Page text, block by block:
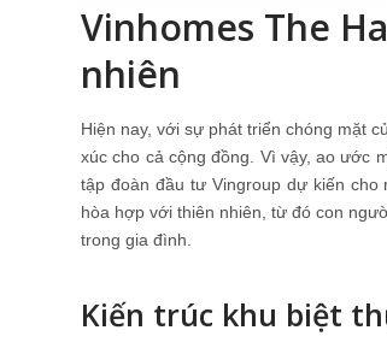
Vinhomes The
nhiên
Hiện nay, với sự phát triển chóng mặt
xúc cho cả cộng đồng. Vì vậy, ao ước
tập đoàn đầu tư Vingroup dự kiến cho
hòa hợp với thiên nhiên, từ đó con
trong gia đình.
Kiến trúc khu biệt